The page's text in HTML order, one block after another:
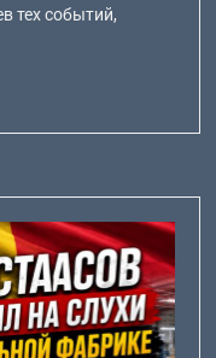
тех событий,